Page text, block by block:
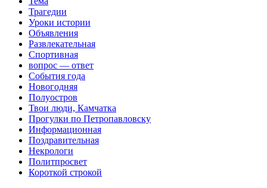
Трагедии
Уроки истории
Объявления
Развлекательная
Спортивная
вопрос — ответ
События года
Новогодняя
Полуостров
Твои люди, Камчатка
Прогулки по Петропавловску
Информационная
Поздравительная
Некрологи
Политпросвет
Короткой строкой